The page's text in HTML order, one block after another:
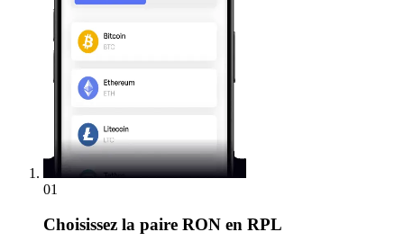
01
Choisissez la paire RON en RPL